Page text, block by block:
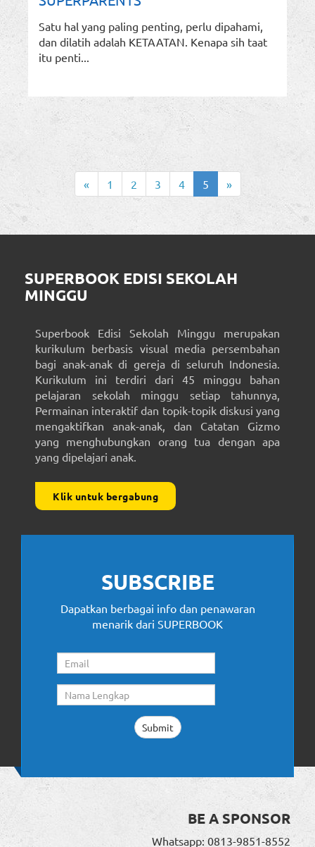
Satu hal yang paling penting, perlu dipahami,
dan dilatih adalah KETAATAN. Kenapa sih taat
itu penti...
« 1 2 3 4 5 »
SUPERBOOK EDISI SEKOLAH
MINGGU
Superbook Edisi Sekolah Minggu merupakan
kurikulum berbasis visual media persembahan
bagi anak-anak di gereja di seluruh Indonesia.
Kurikulum ini terdiri dari 45 minggu bahan
pelajaran sekolah minggu setiap tahunnya,
Permainan interaktif dan topik-topik diskusi yang
mengaktifkan anak-anak, dan Catatan Gizmo
yang menghubungkan orang tua dengan apa
yang dipelajari anak.
Klik untuk bergabung
SUBSCRIBE
Dapatkan berbagai info dan penawaran
menarik dari SUPERBOOK
BE A SPONSOR
Whatsapp: 0813-9851-8552